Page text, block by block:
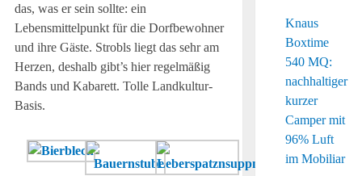
das, was er sein sollte: ein
Lebensmittelpunkt für die Dorfbewohner
und ihre Gäste. Strobls liegt das sehr am
Herzen, deshalb gibt’s hier regelmäßig
Bands und Kabarett. Tolle Landkultur-
Basis.
zu
Knaus
Boxtime
540 MQ:
nachhaltiger
kurzer
Camper mit
96% Luft
im Mobiliar